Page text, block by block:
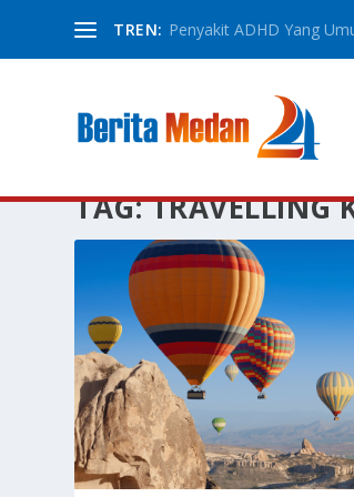
TREN: Penyakit ADHD Yang
TAG:TRAVELLING